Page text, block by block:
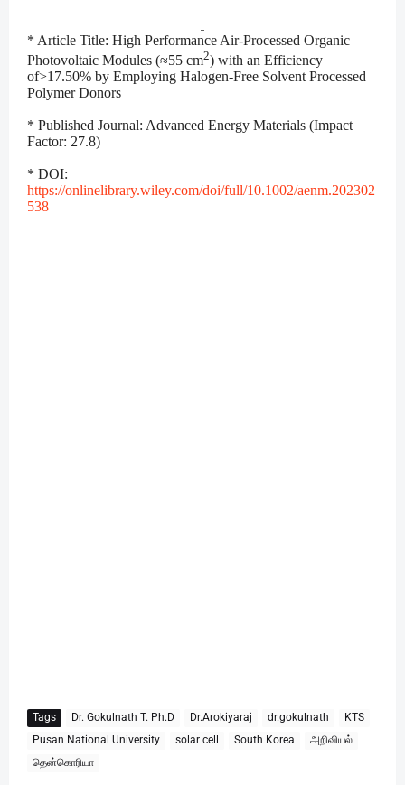
* Article Title: High Performance Air-Processed Organic
Photovoltaic Modules (≈55 cm2) with an Efficiency
of>17.50% by Employing Halogen-Free Solvent Processed
Polymer Donors
* Published Journal: Advanced Energy Materials (Impact
Factor: 27.8)
* DOI:
https://onlinelibrary.wiley.com/doi/full/10.1002/aenm.202302
538
Tags Dr. Gokulnath T. Ph.D Dr.Arokiyaraj dr.gokulnath
KTS
Pusan National University
solar cell South Korea
அறிவியல்
தென்கொரியா